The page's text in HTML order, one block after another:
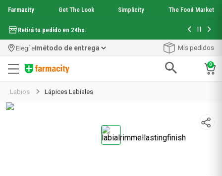
Farmacity Get The Look Simplicity The Food Market
Retirá tu pedido en 24hs. Hasta 6
Elegí elmétodo de entrega Mis pedidos
0
Labios Lápices Labiales
2.